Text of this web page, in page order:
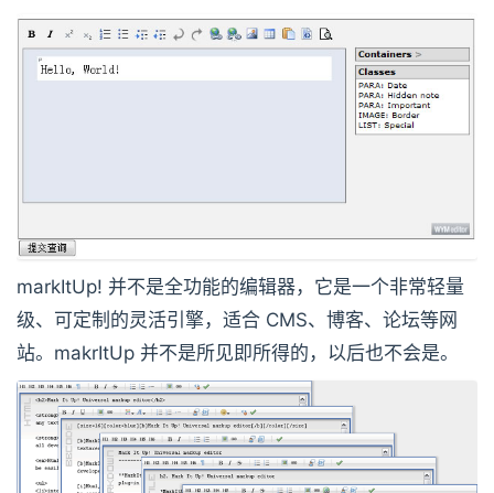
markItUp! 并不是全功能的编辑器，它是一个非常轻量
级、可定制的灵活引擎，适合 CMS、博客、论坛等网
站。makrItUp 并不是所见即所得的，以后也不会是。